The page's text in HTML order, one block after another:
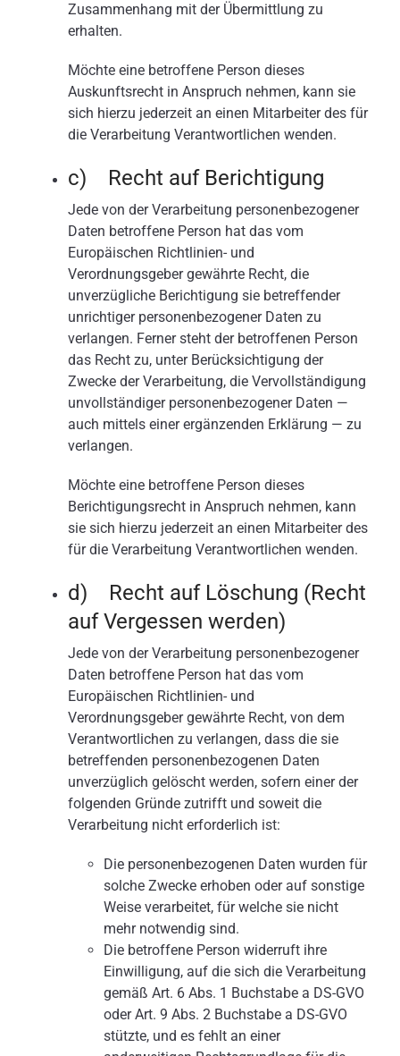
Zusammenhang mit der Übermittlung zu
erhalten.
Möchte eine betroffene Person dieses
Auskunftsrecht in Anspruch nehmen, kann sie
sich hierzu jederzeit an einen Mitarbeiter des für
die Verarbeitung Verantwortlichen wenden.
c) Recht auf Berichtigung
Jede von der Verarbeitung personenbezogener
Daten betroffene Person hat das vom
Europäischen Richtlinien- und
Verordnungsgeber gewährte Recht, die
unverzügliche Berichtigung sie betreffender
unrichtiger personenbezogener Daten zu
verlangen. Ferner steht der betroffenen Person
das Recht zu, unter Berücksichtigung der
Zwecke der Verarbeitung, die Vervollständigung
unvollständiger personenbezogener Daten —
auch mittels einer ergänzenden Erklärung — zu
verlangen.
Möchte eine betroffene Person dieses
Berichtigungsrecht in Anspruch nehmen, kann
sie sich hierzu jederzeit an einen Mitarbeiter des
für die Verarbeitung Verantwortlichen wenden.
d) Recht auf Löschung (Recht
auf Vergessen werden)
Jede von der Verarbeitung personenbezogener
Daten betroffene Person hat das vom
Europäischen Richtlinien- und
Verordnungsgeber gewährte Recht, von dem
Verantwortlichen zu verlangen, dass die sie
betreffenden personenbezogenen Daten
unverzüglich gelöscht werden, sofern einer der
folgenden Gründe zutrifft und soweit die
Verarbeitung nicht erforderlich ist:
Die personenbezogenen Daten wurden für
solche Zwecke erhoben oder auf sonstige
Weise verarbeitet, für welche sie nicht
mehr notwendig sind.
Die betroffene Person widerruft ihre
Einwilligung, auf die sich die Verarbeitung
gemäß Art. 6 Abs. 1 Buchstabe a DS-GVO
oder Art. 9 Abs. 2 Buchstabe a DS-GVO
stützte, und es fehlt an einer